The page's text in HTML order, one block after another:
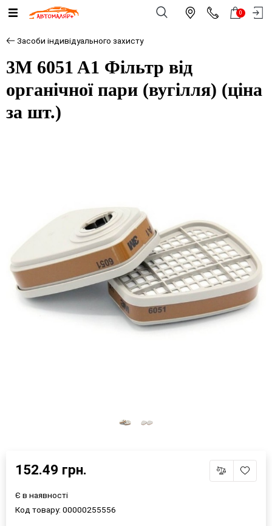
0
Засоби індивідуального захисту
3M 6051 A1 Фільтр від
органічної пари (вугілля) (ціна
за шт.)
152.49 грн.
Є в наявності
Код товару: 00000255556